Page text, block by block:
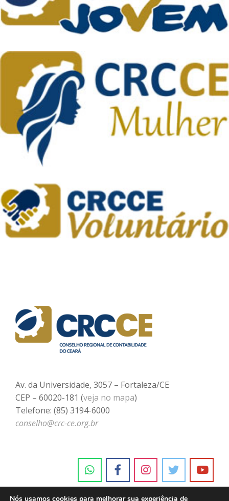
Av. da Universidade, 3057 – Fortaleza/CE
CEP – 60020-181 (veja no mapa)
Telefone: (85) 3194-6000
conselho@crc-ce.org.br
Nós usamos cookies para melhorar sua experiência de